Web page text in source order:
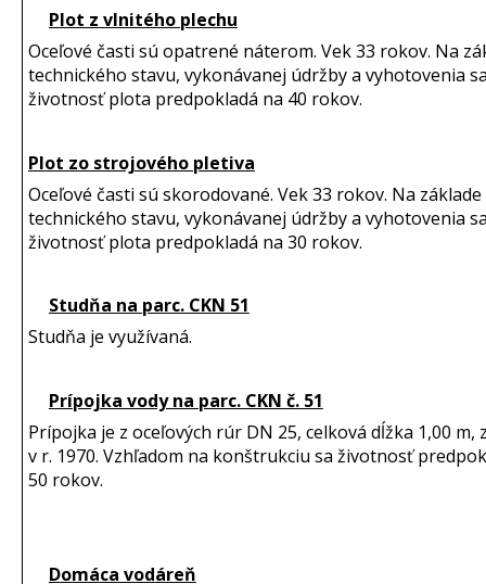
Plot z vlnitého plechu
Oceľové časti sú opatrené náterom. Vek 33 rokov. Na
technického stavu, vykonávanej údržby a vyhotovenia
životnosť plota predpokladá na 40 rokov.
Plot zo strojového pletiva
Oceľové časti sú skorodované. Vek 33 rokov. Na základe
technického stavu, vykonávanej údržby a vyhotovenia
životnosť plota predpokladá na 30 rokov.
Studňa na parc. CKN 51
Studňa je využívaná.
Prípojka vody na parc. CKN č. 51
Prípojka je z oceľových rúr DN 25, celková dĺžka 1,00 m,
v r. 1970. Vzhľadom na konštrukciu sa životnosť
50 rokov.
Domáca vodáreň